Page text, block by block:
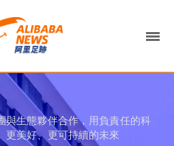
與生態夥伴合作，用負責任的科
更美好、更可持續的未來